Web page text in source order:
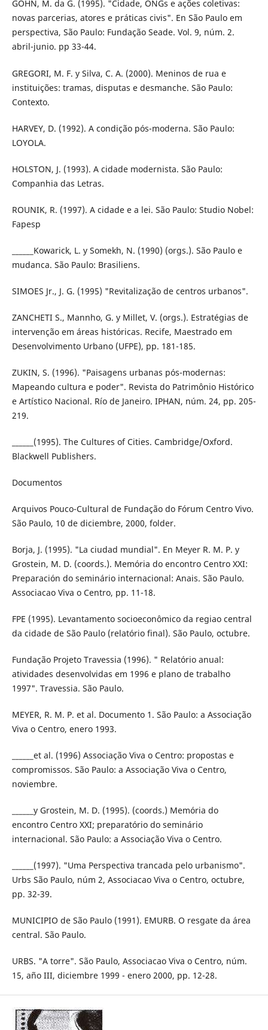
GOHN, M. da G. (1995). "Cidade, ONGs e ações coletivas:
novas parcerias, atores e práticas civis". En São Paulo em
perspecti­va, São Paulo: Fundação Seade. Vol. 9, núm. 2.
abril-junio. pp 33-44.
GREGORI, M. F. y Silva, C. A. (2000). Meninos de rua e
instituições: tramas, disputas e desmanche. São Paulo:
Contexto.
HARVEY, D. (1992). A condição pós-moderna. São Paulo:
LOYOLA.
HOLSTON, J. (1993). A cidade modernista. São Paulo:
Companhia das Letras.
ROUNIK, R. (1997). A cidade e a lei. São Paulo: Studio Nobel:
Fapesp
______Kowarick, L. y Somekh, N. (1990) (orgs.). São Paulo e
mudanca. São Paulo: Brasiliens.
SIMOES Jr., J. G. (1995) "Revitalização de centros urbanos".
ZANCHETI S., Mannho, G. y Millet, V. (orgs.). Estratégias de
intervenção em áreas históricas. Recife, Maestrado em
Desenvolvimento Urbano (UFPE), pp. 181-185.
ZUKIN, S. (1996). "Paisagens urbanas pós-modernas:
Mapeando cultura e poder". Revista do Patrimônio Histórico
e Artístico Nacional. Río de Janeiro. IPHAN, núm. 24, pp. 205-
219.
______(1995). The Cultures of Cities. Cambridge/Oxford.
Blackwell Publishers.
Documentos
Arquivos Pouco-Cultural de Fundação do Fórum Centro Vivo.
São Paulo, 10 de diciembre, 2000, folder.
Borja, J. (1995). "La ciudad mundial". En Meyer R. M. P. y
Grostein, M. D. (coords.). Memória do encontro Centro XXI:
Preparación do seminário internacional: Anais. São Paulo.
Associacao Viva o Centro, pp. 11-18.
FPE (1995). Levantamento socioeconômico da regiao central
da cidade de São Paulo (relatório final). São Paulo, octubre.
Fundação Projeto Travessia (1996). " Relatório anual:
atividades desenvolvidas em 1996 e plano de trabalho
1997". Travessia. São Paulo.
MEYER, R. M. P. et al. Documento 1. São Paulo: a Associação
Viva o Centro, enero 1993.
______et al. (1996) Associação Viva o Centro: propostas e
compromissos. São Paulo: a Associação Viva o Centro,
noviembre.
______y Grostein, M. D. (1995). (coords.) Memória do
encontro Centro XXI; preparatório do seminário
internacional. São Paulo: a Associação Viva o Centro.
______(1997). "Uma Perspectiva trancada pelo urbanismo".
Urbs São Paulo, núm 2, Associacao Viva o Centro, octubre,
pp. 32-39.
MUNICIPIO de São Paulo (1991). EMURB. O resgate da área
central. São Paulo.
URBS. "A torre". São Paulo, Associacao Viva o Centro, núm.
15, año III, diciembre 1999 - enero 2000, pp. 12-28.